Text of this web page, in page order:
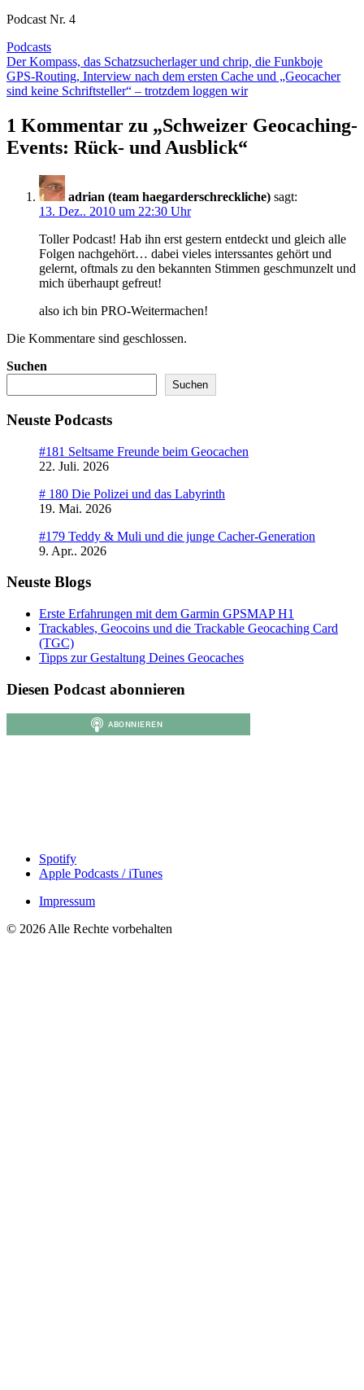
Podcast Nr. 4
Podcasts
Beitragsnavigation
Der Kompass, das Schatzsucherlager und chrip, die Funkboje
GPS-Routing, Interview nach dem ersten Cache und „Geocacher
sind keine Schriftsteller“ – trotzdem loggen wir
1 Kommentar zu „Schweizer Geocaching-
Events: Rück- und Ausblick“
adrian (team haegarderschreckliche) sagt:
13. Dez.. 2010 um 22:30 Uhr
Toller Podcast! Hab ihn erst gestern entdeckt und gleich alle
Folgen nachgehört… dabei vieles interssantes gehört und
gelernt, oftmals zu den bekannten Stimmen geschmunzelt und
mich überhaupt gefreut!
also ich bin PRO-Weitermachen!
Die Kommentare sind geschlossen.
Suchen
Suchen
Neuste Podcasts
#181 Seltsame Freunde beim Geocachen
22. Juli. 2026
# 180 Die Polizei und das Labyrinth
19. Mai. 2026
#179 Teddy & Muli und die junge Cacher-Generation
9. Apr.. 2026
Neuste Blogs
Erste Erfahrungen mit dem Garmin GPSMAP H1
Trackables, Geocoins und die Trackable Geocaching Card
(TGC)
Tipps zur Gestaltung Deines Geocaches
Diesen Podcast abonnieren
Spotify
Apple Podcasts / iTunes
Impressum
© 2026 Alle Rechte vorbehalten